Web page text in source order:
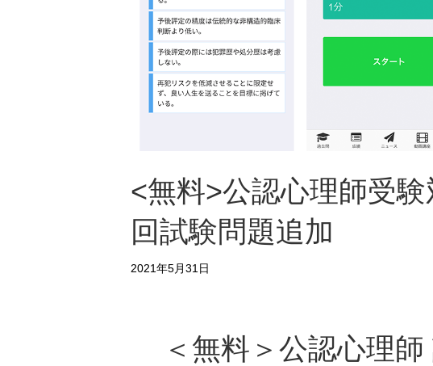
<無料>公認心理師受
回試験問題追加
2021年5月31日
＜無料＞公認心理